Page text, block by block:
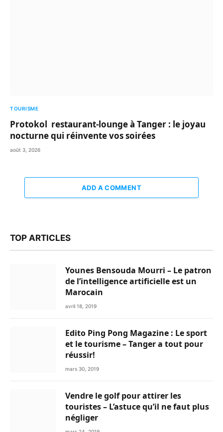
TOURISME
Protokol restaurant-lounge à Tanger : le joyau
nocturne qui réinvente vos soirées
août 3, 2026
ADD A COMMENT
TOP ARTICLES
Younes Bensouda Mourri – Le patron
de l’intelligence artificielle est un
Marocain
avril 18, 2019
Edito Ping Pong Magazine : Le sport
et le tourisme – Tanger a tout pour
réussir!
mars 30, 2019
Vendre le golf pour attirer les
touristes – L’astuce qu’il ne faut plus
négliger